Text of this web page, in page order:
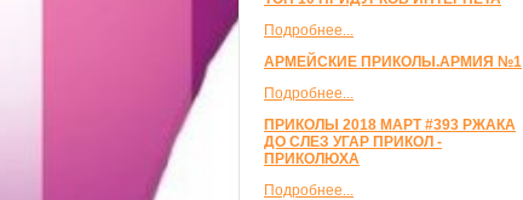
Подробнее...
АРМЕЙСКИЕ ПРИКОЛЫ.АРМИЯ №1
Подробнее...
ПРИКОЛЫ 2018 МАРТ #393 РЖАКА
ДО СЛЕЗ УГАР ПРИКОЛ -
ПРИКОЛЮХА
Подробнее...